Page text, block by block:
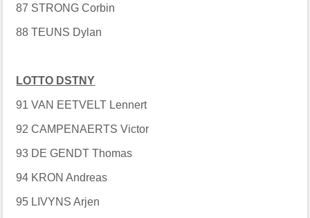
87 STRONG Corbin
88 TEUNS Dylan
LOTTO DSTNY
91 VAN EETVELT Lennert
92 CAMPENAERTS Victor
93 DE GENDT Thomas
94 KRON Andreas
95 LIVYNS Arjen